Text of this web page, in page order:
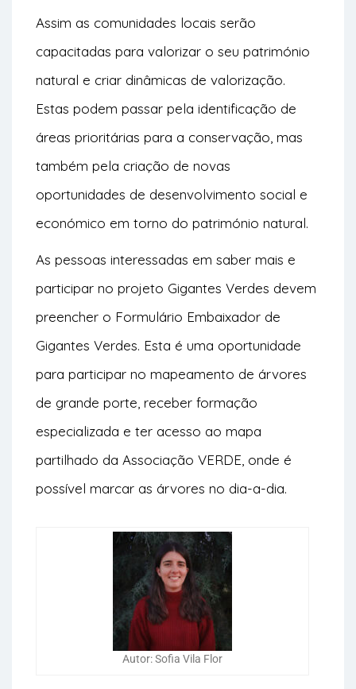
Assim as comunidades locais serão
capacitadas para valorizar o seu património
natural e criar dinâmicas de valorização.
Estas podem passar pela identificação de
áreas prioritárias para a conservação, mas
também pela criação de novas
oportunidades de desenvolvimento social e
económico em torno do património natural.
As pessoas interessadas em saber mais e
participar no projeto Gigantes Verdes devem
preencher o Formulário Embaixador de
Gigantes Verdes. Esta é uma oportunidade
para participar no mapeamento de árvores
de grande porte, receber formação
especializada e ter acesso ao mapa
partilhado da Associação VERDE, onde é
possível marcar as árvores no dia-a-dia.
Autor: Sofia Vila Flor